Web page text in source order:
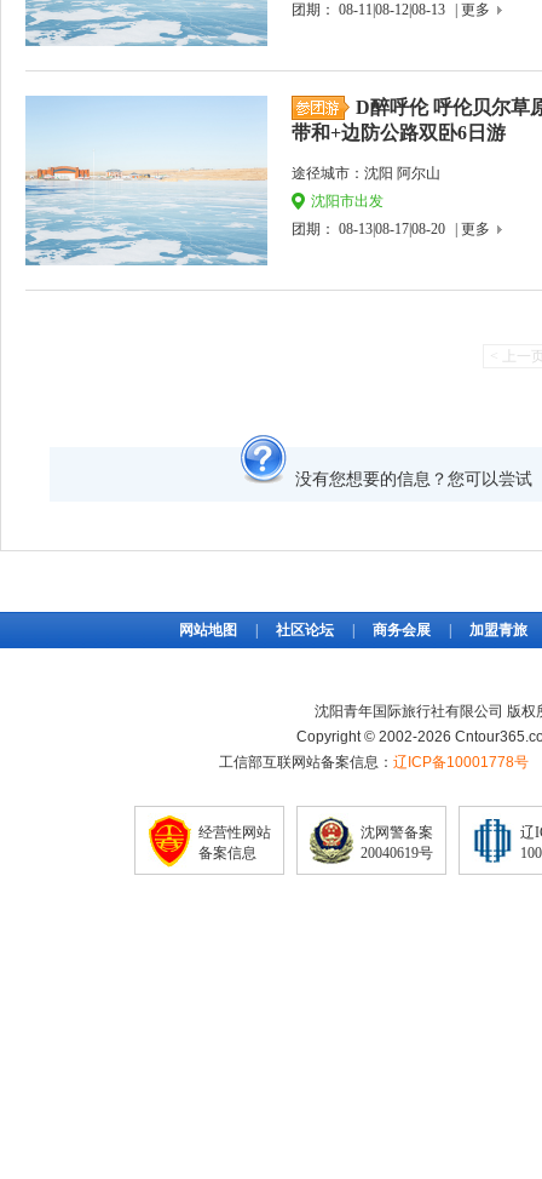
团期： 08-11|08-12|08-13
| 更多
D醉呼伦 呼伦贝尔草
带和+边防公路双卧6日游
途径城市：沈阳 阿尔山
沈阳市出发
团期： 08-13|08-17|08-20
| 更多
< 上一
没有您想要的信息？您可以尝
网站地图 社区论坛 商务会展 加盟青旅
沈阳青年国际旅行社有限公司 版权
Copyright © 2002-2026
工信部互联网站备案信息： 辽ICP备10001778号
经营性网站
备案信息
沈网警备案
20040619号
辽